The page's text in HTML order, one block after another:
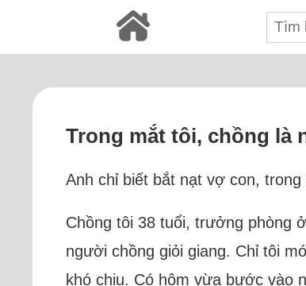
Trong mắt tôi, chồng là
Anh chỉ biết bắt nạt vợ con,
Chồng tôi 38 tuổi, trưởng phòng
người chồng giỏi giang. Chỉ tôi
khó chịu. Có hôm vừa bước vào